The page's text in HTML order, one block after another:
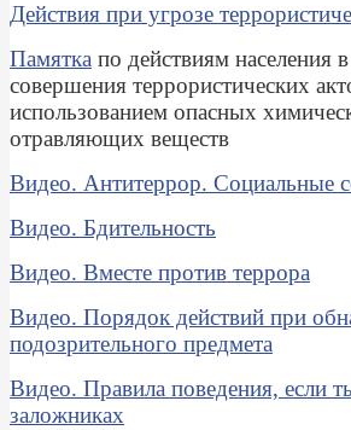
Действия при угрозе
Памятка по действиям населения
совершения террористических
использованием опасных
отравляющих веществ
Видео. Антитеррор. Социальные
Видео. Бдительность
Видео. Вместе против террора
Видео. Порядок действий при
подозрительного предмета
Видео. Правила поведения, если
заложниках